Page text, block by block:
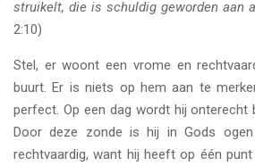
struikelt, die is schuldig geworden aan
2:10)
Stel, er woont een vrome en
buurt. Er is niets op hem aan te
perfect. Op een dag wordt hij onterecht
Door deze zonde is hij in Gods
rechtvaardig, want hij heeft op één